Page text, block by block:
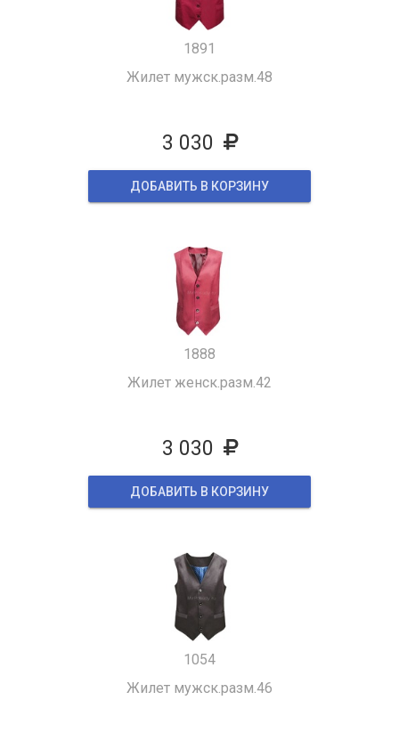
1891
Жилет мужск.разм.48
3 030
ДОБАВИТЬ В КОРЗИНУ
1888
Жилет женск.разм.42
3 030
ДОБАВИТЬ В КОРЗИНУ
1054
Жилет мужск.разм.46